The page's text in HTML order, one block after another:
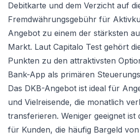
Debitkarte und dem Verzicht auf
Fremdwährungsgebühr für
Angebot zu einem der stärksten
Markt. Laut Capitalo Test gehört
Punkten zu den attraktivsten
Bank-App als primären
Das DKB-Angebot ist ideal für
und Vielreisende, die monatlich
transferieren. Weniger geeignet ist
für Kunden, die häufig Bargeld